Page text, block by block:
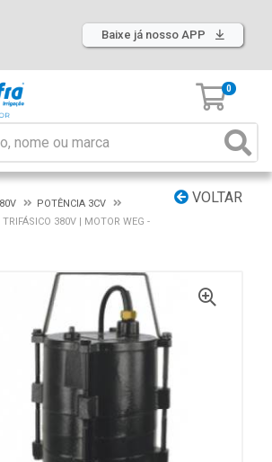
Baixe já nosso APP
0
VOLTAR
POTÊNCIA 3CV
380V | MOTOR WEG -